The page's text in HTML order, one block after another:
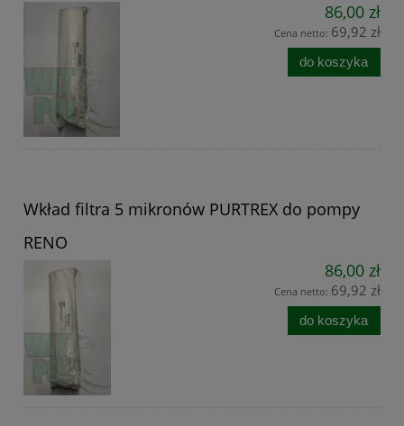
86,00 zł
Cena netto: 69,92 zł
do koszyka
Wkład filtra 5 mikronów PURTREX do pompy
RENO
86,00 zł
Cena netto: 69,92 zł
do koszyka